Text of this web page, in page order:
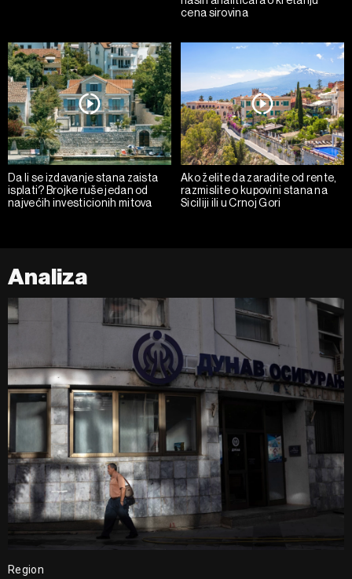
cena sirovina
Da li se izdavanje stana zaista
isplati? Brojke ruše jedan od
najvećih investicionih mitova
Ako želite da zaradite od rente,
razmislite o kupovini stana na
Siciliji ili u Crnoj Gori
Analiza
Region